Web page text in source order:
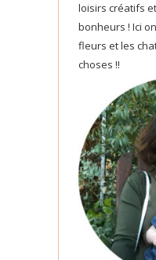
loisirs créatifs
bonheurs ! Ici
fleurs et les
choses !!